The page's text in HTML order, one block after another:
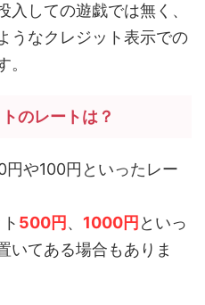
入しての遊戯では無く、
うなクレジット表示での
のレートは？
や100円といったレー
500円 、 1000円 といっ
いてある場合もありま